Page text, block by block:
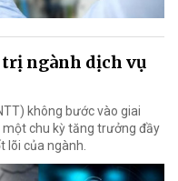
ngành dịch vụ
không bước vào giai
một chu kỳ tăng trưởng đầy
lõi của ngành.